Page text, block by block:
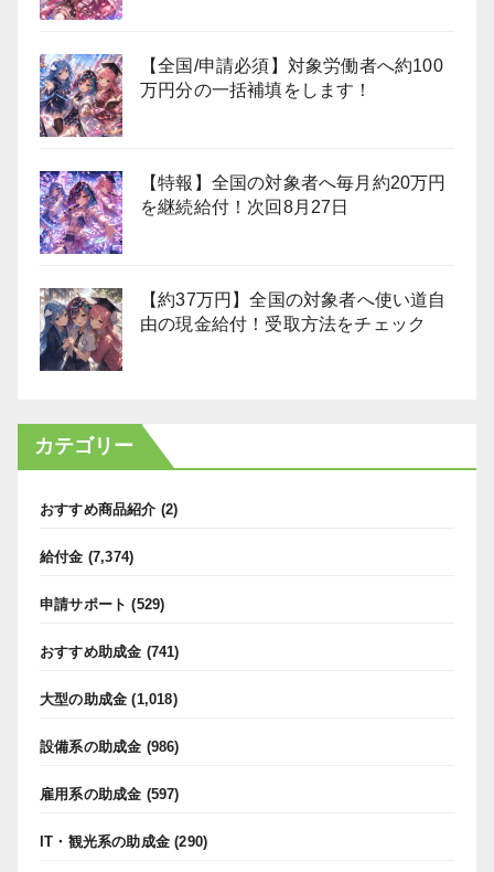
【全国/申請必須】対象労働者へ約100
万円分の一括補填をします！
【特報】全国の対象者へ毎月約20万円
を継続給付！次回8月27日
【約37万円】全国の対象者へ使い道自
由の現金給付！受取方法をチェック
カテゴリー
おすすめ商品紹介 (2)
給付金 (7,374)
申請サポート (529)
おすすめ助成金 (741)
大型の助成金 (1,018)
設備系の助成金 (986)
雇用系の助成金 (597)
IT・観光系の助成金 (290)